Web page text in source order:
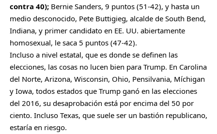
contra 40); Bernie Sanders, 9 puntos (51-42), y hasta un
medio desconocido, Pete Buttigieg, alcalde de South Bend,
Indiana, y primer candidato en EE. UU. abiertamente
homosexual, le saca 5 puntos (47-42).
Incluso a nivel estatal, que es donde se definen las
elecciones, las cosas no lucen bien para Trump. En Carolina
del Norte, Arizona, Wisconsin, Ohio, Pensilvania, Míchigan
y Iowa, todos estados que Trump ganó en las elecciones
del 2016, su desaprobación está por encima del 50 por
ciento. Incluso Texas, que suele ser un bastión republicano,
estaría en riesgo.